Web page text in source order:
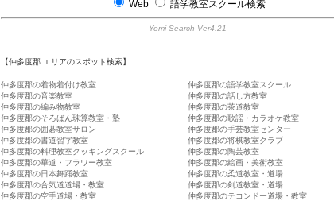
Web 語学教室スクール検索
- Yomi-Search Ver4.21 -
【仲多度郡 エリアのスポット検索】
仲多度郡の着物着付け教室
仲多度郡の語学教室スクール
仲多度郡の音楽教室
仲多度郡の話し方教室
仲多度郡の編み物教室
仲多度郡の茶道教室
仲多度郡のそろばん珠算教室・塾
仲多度郡の歌謡・カラオケ教室
仲多度郡の囲碁教室サロン
仲多度郡の手芸教室センター
仲多度郡の書道習字教室
仲多度郡の将棋教室クラブ
仲多度郡の料理教室クッキングスクール
仲多度郡の陶芸教室
仲多度郡の華道・フラワー教室
仲多度郡の絵画・美術教室
仲多度郡の日本舞踊教室
仲多度郡の柔道教室・道場
仲多度郡の合気道道場・教室
仲多度郡の剣道教室・道場
仲多度郡の空手道場・教室
仲多度郡のテコンドー道場・教室